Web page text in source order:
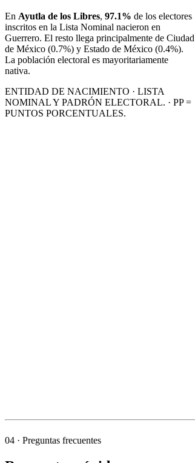
En Ayutla de los Libres, 97.1% de los electores
inscritos en la Lista Nominal nacieron en
Guerrero. El resto llega principalmente de Ciudad
de México (0.7%) y Estado de México (0.4%).
La población electoral es mayoritariamente
nativa.
ENTIDAD DE NACIMIENTO · LISTA
NOMINAL Y PADRÓN ELECTORAL. · PP =
PUNTOS PORCENTUALES.
04 · Preguntas frecuentes